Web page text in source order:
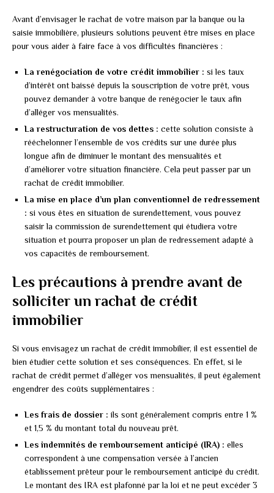
Avant d’envisager le rachat de votre maison par la banque ou la
saisie immobilière, plusieurs solutions peuvent être mises en place
pour vous aider à faire face à vos difficultés financières :
La renégociation de votre crédit immobilier : si les taux
d’intérêt ont baissé depuis la souscription de votre prêt, vous
pouvez demander à votre banque de renégocier le taux afin
d’alléger vos mensualités.
La restructuration de vos dettes : cette solution consiste à
rééchelonner l’ensemble de vos crédits sur une durée plus
longue afin de diminuer le montant des mensualités et
d’améliorer votre situation financière. Cela peut passer par un
rachat de crédit immobilier.
La mise en place d’un plan conventionnel de redressement
: si vous êtes en situation de surendettement, vous pouvez
saisir la commission de surendettement qui étudiera votre
situation et pourra proposer un plan de redressement adapté à
vos capacités de remboursement.
Les précautions à prendre avant de
solliciter un rachat de crédit
immobilier
Si vous envisagez un rachat de crédit immobilier, il est essentiel de
bien étudier cette solution et ses conséquences. En effet, si le
rachat de crédit permet d’alléger vos mensualités, il peut également
engendrer des coûts supplémentaires :
Les frais de dossier : ils sont généralement compris entre 1 %
et 1,5 % du montant total du nouveau prêt.
Les indemnités de remboursement anticipé (IRA) : elles
correspondent à une compensation versée à l’ancien
établissement prêteur pour le remboursement anticipé du crédit.
Le montant des IRA est plafonné par la loi et ne peut excéder 3